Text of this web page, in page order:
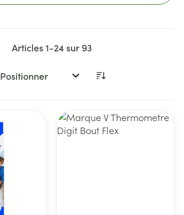
Articles1-24sur93
Trier par: